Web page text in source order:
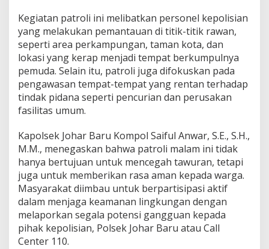
Kegiatan patroli ini melibatkan personel kepolisian
yang melakukan pemantauan di titik-titik rawan,
seperti area perkampungan, taman kota, dan
lokasi yang kerap menjadi tempat berkumpulnya
pemuda. Selain itu, patroli juga difokuskan pada
pengawasan tempat-tempat yang rentan terhadap
tindak pidana seperti pencurian dan perusakan
fasilitas umum.
Kapolsek Johar Baru Kompol Saiful Anwar, S.E., S.H.,
M.M., menegaskan bahwa patroli malam ini tidak
hanya bertujuan untuk mencegah tawuran, tetapi
juga untuk memberikan rasa aman kepada warga.
Masyarakat diimbau untuk berpartisipasi aktif
dalam menjaga keamanan lingkungan dengan
melaporkan segala potensi gangguan kepada
pihak kepolisian, Polsek Johar Baru atau Call
Center 110.